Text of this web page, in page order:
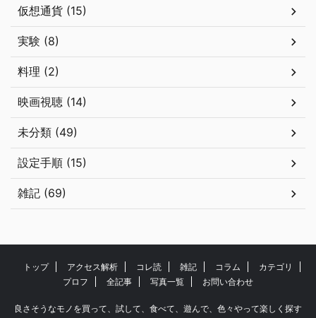
仮想通貨 (15)
実験 (8)
料理 (2)
映画視聴 (14)
未分類 (49)
設定手順 (15)
雑記 (69)
トップ アクセス解析 コレ読 雑記 コラム
カテゴリ
プロフ
全記事 写真一覧 お問い合わせ
良さそうなモノを買って、試して、食べて、遊んで、色々やって楽しく探す